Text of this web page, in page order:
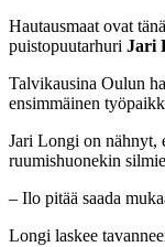
Hautausmaat ovat
puistopuutarhuri Jari
Talvikausina Oulun
ensimmäinen
Jari Longi on nähnyt,
ruumishuonekin
– Ilo pitää saada
Longi laskee